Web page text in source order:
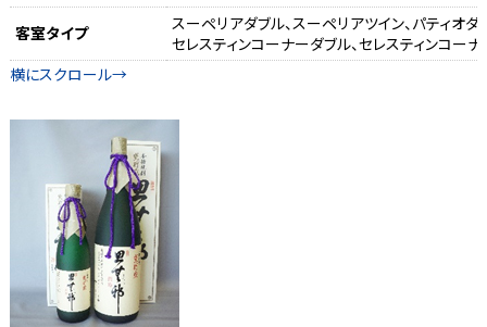
客室タイプ
スーペリアダブル、スーペリアツイン、パティオダ
セレスティンコーナーダブル、セレスティンコー